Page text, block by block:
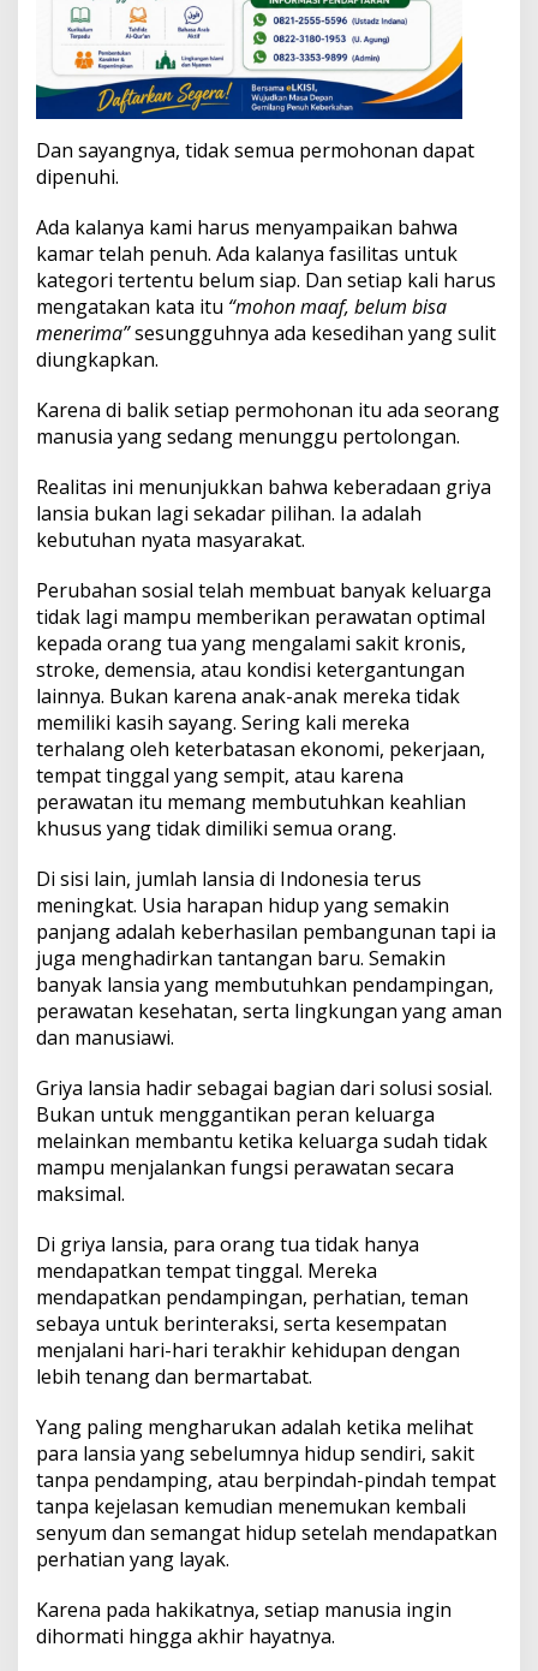
Dan sayangnya, tidak semua permohonan dapat
dipenuhi.
Ada kalanya kami harus menyampaikan bahwa
kamar telah penuh. Ada kalanya fasilitas untuk
kategori tertentu belum siap. Dan setiap kali harus
mengatakan kata itu “mohon maaf, belum bisa
menerima”sesungguhnya ada kesedihan yang sulit
diungkapkan.
Karena di balik setiap permohonan itu ada seorang
manusia yang sedang menunggu pertolongan.
Realitas ini menunjukkan bahwa keberadaan griya
lansia bukan lagi sekadar pilihan. Ia adalah
kebutuhan nyata masyarakat.
Perubahan sosial telah membuat banyak keluarga
tidak lagi mampu memberikan perawatan optimal
kepada orang tua yang mengalami sakit kronis,
stroke, demensia, atau kondisi ketergantungan
lainnya. Bukan karena anak-anak mereka tidak
memiliki kasih sayang. Sering kali mereka
terhalang oleh keterbatasan ekonomi, pekerjaan,
tempat tinggal yang sempit, atau karena
perawatan itu memang membutuhkan keahlian
khusus yang tidak dimiliki semua orang.
Di sisi lain, jumlah lansia di Indonesia terus
meningkat. Usia harapan hidup yang semakin
panjang adalah keberhasilan pembangunan tapi ia
juga menghadirkan tantangan baru. Semakin
banyak lansia yang membutuhkan pendampingan,
perawatan kesehatan, serta lingkungan yang aman
dan manusiawi.
Griya lansia hadir sebagai bagian dari solusi sosial.
Bukan untuk menggantikan peran keluarga
melainkan membantu ketika keluarga sudah tidak
mampu menjalankan fungsi perawatan secara
maksimal.
Di griya lansia, para orang tua tidak hanya
mendapatkan tempat tinggal. Mereka
mendapatkan pendampingan, perhatian, teman
sebaya untuk berinteraksi, serta kesempatan
menjalani hari-hari terakhir kehidupan dengan
lebih tenang dan bermartabat.
Yang paling mengharukan adalah ketika melihat
para lansia yang sebelumnya hidup sendiri, sakit
tanpa pendamping, atau berpindah-pindah tempat
tanpa kejelasan kemudian menemukan kembali
senyum dan semangat hidup setelah mendapatkan
perhatian yang layak.
Karena pada hakikatnya, setiap manusia ingin
dihormati hingga akhir hayatnya.